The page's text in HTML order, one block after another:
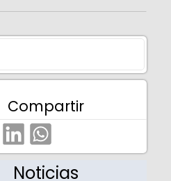
Compartir
Noticias